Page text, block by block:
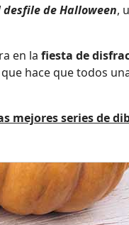
de Halloween,
en la fiesta de
hace que todos
mejores series de